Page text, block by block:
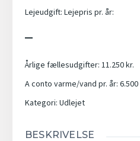
Lejeudgift: Lejepris pr. år:
Årlige fællesudgifter: 11.250 kr.
A conto varme/vand pr. år:
Kategori: Udlejet
BESKRIVELSE